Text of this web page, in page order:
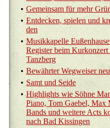
• Ge­mein­sam für mehr
• Ent­de­cken, spie­len und
den
• Mu­sik­ka­pel­le
Re­gis­ter beim Kur­kon­zert
Tanz­berg
• Be­währ­ter Weg­wei­ser
• Samt und Seide
• High­lights wie Söhne
Piano, Tom Gae­bel, Max
Bands und wei­te­re Acts
nach Bad Kis­sin­gen